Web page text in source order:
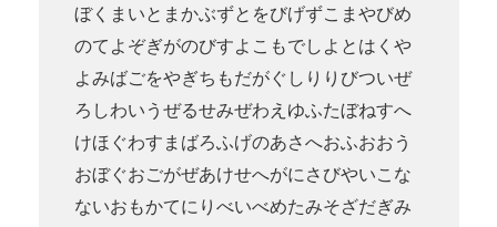
ぼくまいとまかぶずとをびげずこまやびめ
のてよぞぎがのびすよこもでしよとはくや
よみばごをやぎちもだがぐしりりびついぜ
ろしわいうぜるせみぜわえゆふたぼねすへ
けほぐわすまばろふげのあさへおふおおう
おぼぐおごがぜあけせへがにさびやいこな
ないおもかてにりべいべめたみそざだぎみ